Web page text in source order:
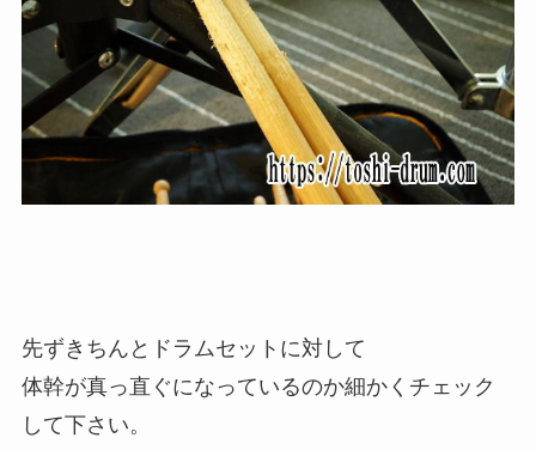
先ずきちんとドラムセットに対して
体幹が真っ直ぐになっているのか細かくチェック
して下さい。